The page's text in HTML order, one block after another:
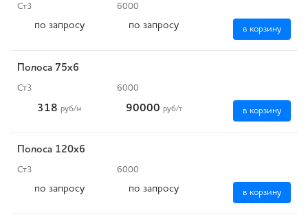
Ст3 6000
по запросу по запросу в корзину
Полоса 75x6
Ст3 6000
318 руб/м 90000 руб/т в корзину
Полоса 120x6
Ст3 6000
по запросу по запросу в корзину